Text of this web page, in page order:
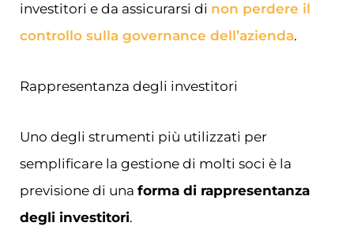
investitori e da assicurarsi di non perdere il
controllo sulla governance dell’azienda.
Rappresentanza degli investitori
Uno degli strumenti più utilizzati per
semplificare la gestione di molti soci è la
previsione di una forma di rappresentanza
degli investitori.